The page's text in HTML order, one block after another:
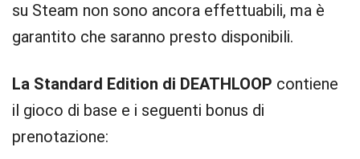
su Steam non sono ancora effettuabili, ma è
garantito che saranno presto disponibili.
La Standard Edition di DEATHLOOP contiene
il gioco di base e i seguenti bonus di
prenotazione: